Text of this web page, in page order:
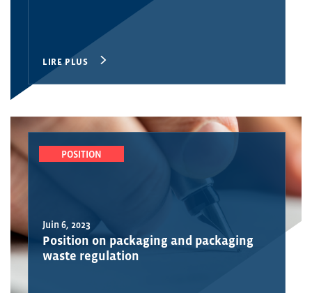
LIRE PLUS
POSITION
Juin 6, 2023
Position on packaging and packaging
waste regulation